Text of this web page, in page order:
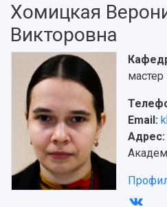
НАЗАД
Об университете
Новости
Образование
Почему я выбираю
Научно-
Основные научные
Хомицкая
Викторовна
мастер
Email:
Адрес: